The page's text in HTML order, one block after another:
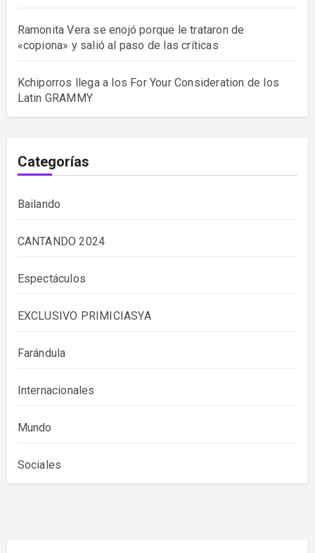
Ramonita Vera se enojó porque le trataron de
«copiona» y salió al paso de las críticas
Kchiporros llega a los For Your Consideration de los
Latin GRAMMY
Categorías
Bailando
CANTANDO 2024
Espectáculos
EXCLUSIVO PRIMICIASYA
Farándula
Internacionales
Mundo
Sociales